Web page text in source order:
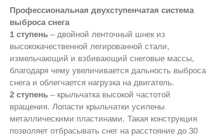
Профессиональная двухступенчатая система
выброса снега
1 ступень – двойной ленточный шнек из
высококачественной легированной стали,
измельчающий и взбивающий снеговые массы,
благодаря чему увеличивается дальность выброса
снега и облегчается нагрузка на двигатель.
2 ступень – крыльчатка высокой частотой
вращения. Лопасти крыльчатки усилены
металлическими пластинами. Такая конструкция
позволяет отбрасывать снег на расстояние до 30